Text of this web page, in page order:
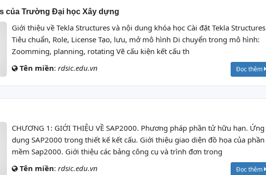
của Trường Đại học Xây dựng
Giới thiệu về Tekla Structures và nội dung khóa học Cài đặt Tekla Structures
Tiêu chuẩn, Role, License Tạo, lưu, mở mô hình Di chuyển trong mô hình:
Zoomming, planning, rotating Vẽ cấu kiện kết cấu th
Tên miền: rdsic.edu.vn Đọc thêm
CHƯƠNG 1: GIỚI THIỆU VỀ SAP2000. Phương pháp phần tử hữu hạn. Ứng
dụng SAP2000 trong thiết kế kết cấu. Giới thiệu giao diện đồ họa của phần
mềm Sap2000. Giới thiệu các bảng công cụ và trình đơn trong
Tên miền: rdsic.edu.vn Đọc thêm